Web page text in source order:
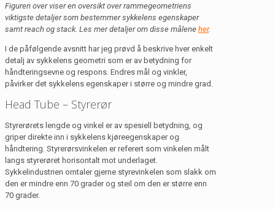
Figuren over viser en oversikt over rammegeometriens
viktigste detaljer som bestemmer sykkelens egenskaper
samt reach og stack. Les mer detaljer om disse målene her.
I de påfølgende avsnitt har jeg prøvd å beskrive hver enkelt
detalj av sykkelens geometri som er av betydning for
håndteringsevne og respons. Endres mål og vinkler,
påvirker det sykkelens egenskaper i større og mindre grad.
Head Tube – Styrerør
Styrerørets lengde og vinkel er av spesiell betydning, og
griper direkte inn i sykkelens kjøreegenskaper og
håndtering. Styrerørsvinkelen er referert som vinkelen målt
langs styrerøret horisontalt mot underlaget.
Sykkelindustrien omtaler gjerne styrevinkelen som slakk om
den er mindre enn 70 grader og steil om den er større enn
70 grader.